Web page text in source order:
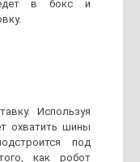
в бокс и
Используя
охватить шины
под
как робот